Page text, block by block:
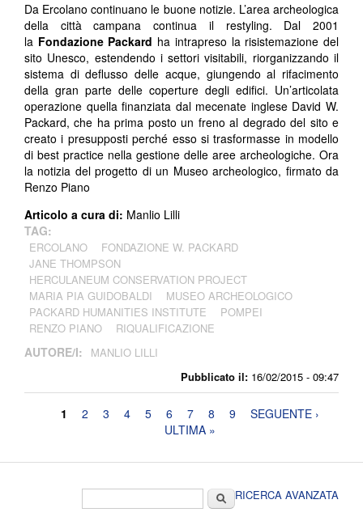
Pubblicato il: 16/02/2015 - 09:47
Da Ercolano continuano le buone notizie. L’area archeologica
della città campana continua il restyling. Dal 2001
la Fondazione Packard ha intrapreso la risistemazione del
sito Unesco, estendendo i settori visitabili, riorganizzando il
sistema di deflusso delle acque, giungendo al rifacimento
della gran parte delle coperture degli edifici. Un’articolata
operazione quella finanziata dal mecenate inglese David W.
Packard, che ha prima posto un freno al degrado del sito e
creato i presupposti perché esso si trasformasse in modello
di best practice nella gestione delle aree archeologiche. Ora
la notizia del progetto di un Museo archeologico, firmato da
Renzo Piano
Articolo a cura di: Manlio Lilli
TAG:
ERCOLANO
FONDAZIONE W. PACKARD
JANE THOMPSON
HERCULANEUM CONSERVATION PROJECT
MARIA PIA GUIDOBALDI
MUSEO ARCHEOLOGICO
PACKARD HUMANITIES INSTITUTE
POMPEI
RENZO PIANO
RIQUALIFICAZIONE
AUTORE/I: MANLIO LILLI
Pagine
1 2 3 4 5 6 7 8 9
SEGUENTE ›
ULTIMA »
CercaRICERCA AVANZATA